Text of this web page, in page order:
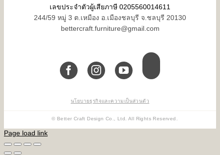
เลขประจำตัวผู้เสียภาษี 0205560014611
244/59 หมู่ 3 ต.เหมือง อ.เมืองชลบุรี จ.ชลบุรี 20130
bettercraft.furniture@gmail.com
นโยบายธุรกิจและความเป็นส่วนตัว
© Better Craft Design Co., Ltd. All Rights Reserved.
Page load link